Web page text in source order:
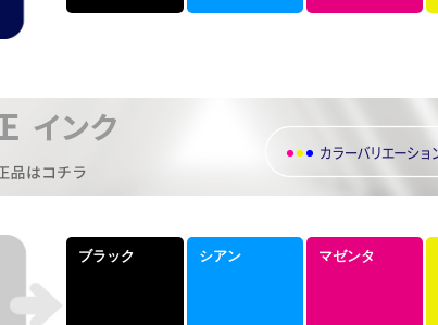
ブラック シアン マゼンタ